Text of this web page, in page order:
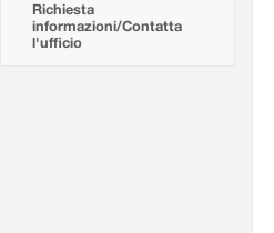
Richiesta
informazioni/Contatta
l'ufficio